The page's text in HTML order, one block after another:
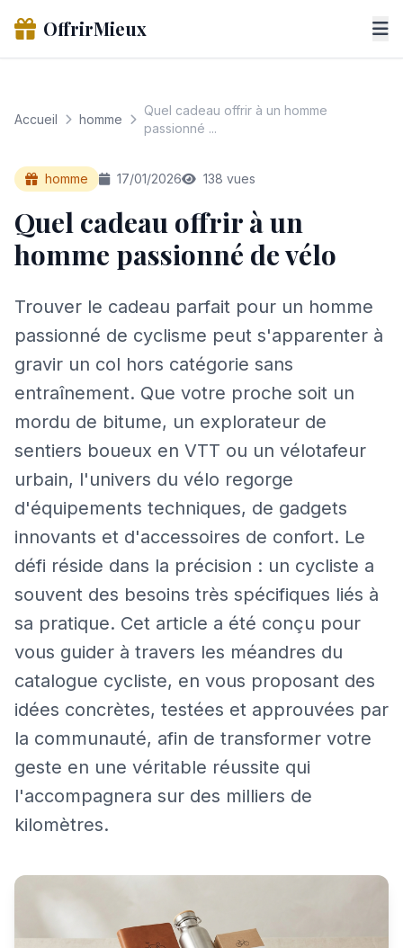
OffrirMieux
Accueil homme
Quel cadeau offrir à un homme
passionné ...
homme 17/01/2026 138 vues
Quel cadeau offrir à un
homme passionné de vélo
Trouver le cadeau parfait pour un homme
passionné de cyclisme peut s'apparenter à
gravir un col hors catégorie sans
entraînement. Que votre proche soit un
mordu de bitume, un explorateur de
sentiers boueux en VTT ou un vélotafeur
urbain, l'univers du vélo regorge
d'équipements techniques, de gadgets
innovants et d'accessoires de confort. Le
défi réside dans la précision : un cycliste a
souvent des besoins très spécifiques liés à
sa pratique. Cet article a été conçu pour
vous guider à travers les méandres du
catalogue cycliste, en vous proposant des
idées concrètes, testées et approuvées par
la communauté, afin de transformer votre
geste en une véritable réussite qui
l'accompagnera sur des milliers de
kilomètres.